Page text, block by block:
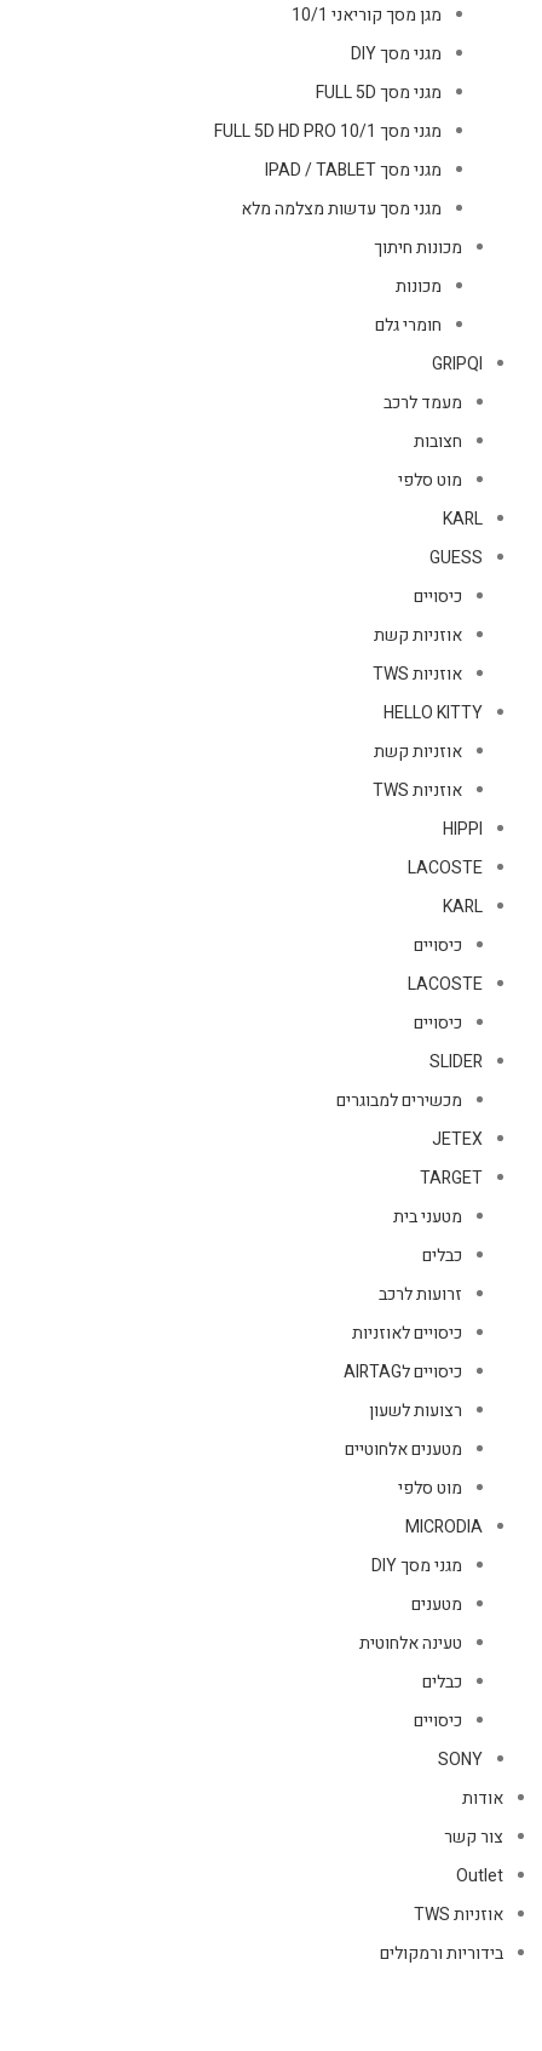
מגן מסך קוריאני 10/1
מגני מסך DIY
מגני מסך FULL 5D
מגני מסך FULL 5D HD PRO 10/1
מגני מסך IPAD / TABLET
מגני מסך עדשות מצלמה מלא
מכונות חיתוך
מכונות
חומרי גלם
GRIPQI
מעמד לרכב
חצובות
מוט סלפי
KARL
GUESS
כיסויים
אוזניות קשת
אוזניות TWS
HELLO KITTY
אוזניות קשת
אוזניות TWS
HIPPI
LACOSTE
KARL
כיסויים
LACOSTE
כיסויים
SLIDER
מכשירים למבוגרים
JETEX
TARGET
מטעני בית
כבלים
זרועות לרכב
כיסויים לאוזניות
כיסויים לAIRTAG
רצועות לשעון
מטענים אלחוטיים
מוט סלפי
MICRODIA
מגני מסך DIY
מטענים
טעינה אלחוטית
כבלים
כיסויים
SONY
אודות
צור קשר
Outlet
אוזניות TWS
בידוריות ורמקולים